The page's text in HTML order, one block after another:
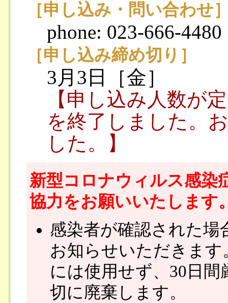
［申し込み・問い合わせ
phone: 023-666-4480
［申し込み締め切り］
3月3日［金］
【申し込み人数が
を終了しました。
した。】
新型コロナウィルス感染
協力をお願いいたします
感染者が確認された場
お知らせいただきま
には使用せず、30日
切に廃棄します。